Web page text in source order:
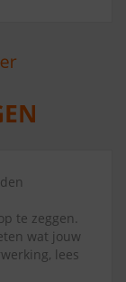
te zeggen.
wat jouw
lees